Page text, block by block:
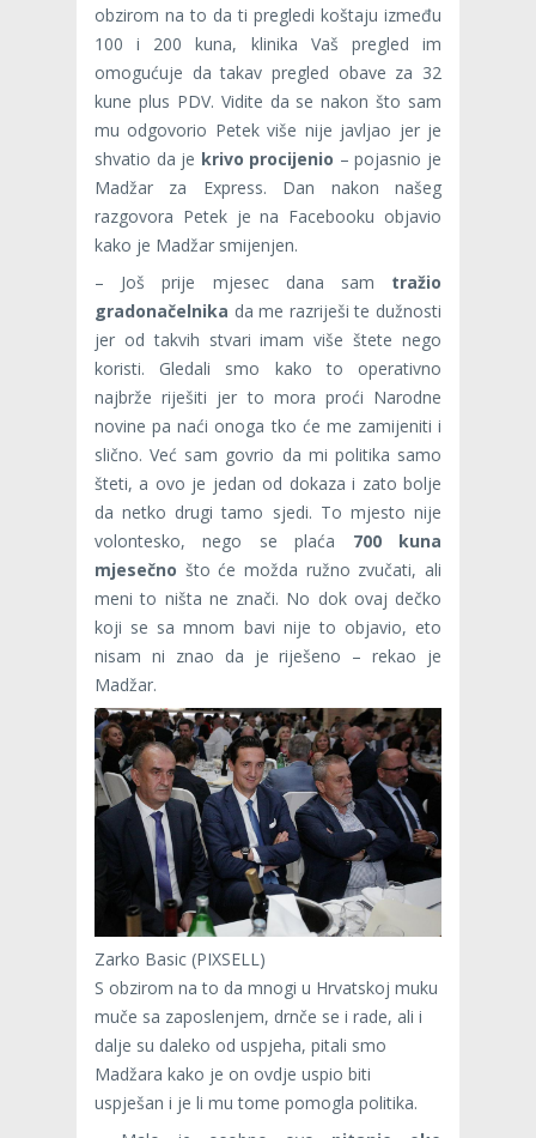
obzirom na to da ti pregledi koštaju između
100 i 200 kuna, klinika Vaš pregled im
omogućuje da takav pregled obave za 32
kune plus PDV. Vidite da se nakon što sam
mu odgovorio Petek više nije javljao jer je
shvatio da je krivo procijenio – pojasnio je
Madžar za Express. Dan nakon našeg
razgovora Petek je na Facebooku objavio
kako je Madžar smijenjen.
– Još prije mjesec dana sam tražio
gradonačelnika da me razriješi te dužnosti
jer od takvih stvari imam više štete nego
koristi. Gledali smo kako to operativno
najbrže riješiti jer to mora proći Narodne
novine pa naći onoga tko će me zamijeniti i
slično. Već sam govrio da mi politika samo
šteti, a ovo je jedan od dokaza i zato bolje
da netko drugi tamo sjedi. To mjesto nije
volontesko, nego se plaća 700 kuna
mjesečno što će možda ružno zvučati, ali
meni to ništa ne znači. No dok ovaj dečko
koji se sa mnom bavi nije to objavio, eto
nisam ni znao da je riješeno – rekao je
Madžar.
Zarko Basic (PIXSELL)
S obzirom na to da mnogi u Hrvatskoj muku
muče sa zaposlenjem, drnče se i rade, ali i
dalje su daleko od uspjeha, pitali smo
Madžara kako je on ovdje uspio biti
uspješan i je li mu tome pomogla politika.